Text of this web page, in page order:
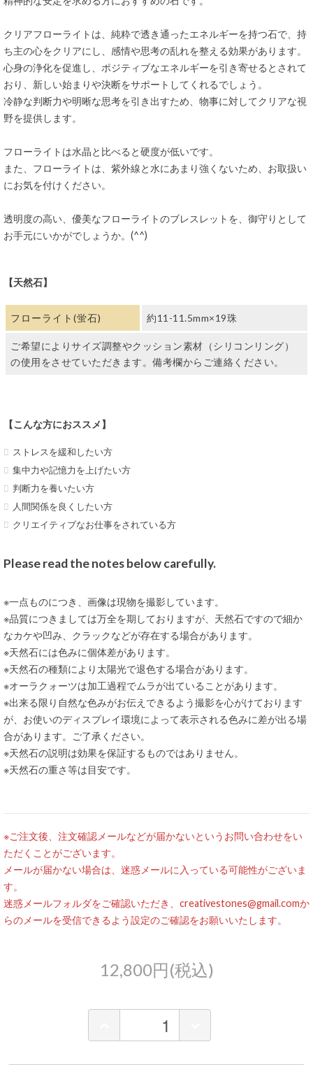
クリアフローライトは、純粋で透き通ったエネルギーを持つ石で、持
ち主の心をクリアにし、感情や思考の乱れを整える効果があります。
心身の浄化を促進し、ポジティブなエネルギーを引き寄せるとされて
おり、新しい始まりや決断をサポートしてくれるでしょう。
冷静な判断力や明晰な思考を引き出すため、物事に対してクリアな視
野を提供します。
フローライトは水晶と比べると硬度が低いです。
また、フローライトは、紫外線と水にあまり強くないため、お取扱い
にお気を付けください。
透明度の高い、優美なフローライトのブレスレットを、御守りとして
お手元にいかがでしょうか。(^^)
【天然石】
フローライト(蛍石) 約11-11.5mm×19珠
ご希望によりサイズ調整やクッション素材（シリコンリング）
の使用をさせていただきます。備考欄からご連絡ください。
【こんな方におススメ】
ストレスを緩和したい方
集中力や記憶力を上げたい方
判断力を養いたい方
人間関係を良くしたい方
クリエイティブなお仕事をされている方
Please read the notes below carefully.
※一点ものにつき、画像は現物を撮影しています。
※品質につきましては万全を期しておりますが、天然石ですので細か
なカケや凹み、クラックなどが存在する場合があります。
※天然石には色みに個体差があります。
※天然石の種類により太陽光で退色する場合があります。
※オーラクォーツは加工過程でムラが出ていることがあります。
※出来る限り自然な色みがお伝えできるよう撮影を心がけております
が、お使いのディスプレイ環境によって表示される色みに差が出る場
合があります。ご了承ください。
※天然石の説明は効果を保証するものではありません。
※天然石の重さ等は目安です。
※ご注文後、注文確認メールなどが届かないというお問い合わせをい
ただくことがございます。
メールが届かない場合は、迷惑メールに入っている可能性がございま
す。
迷惑メールフォルダをご確認いただき、creativestones@gmail.comか
らのメールを受信できるよう設定のご確認をお願いいたします。
12,800円(税込)